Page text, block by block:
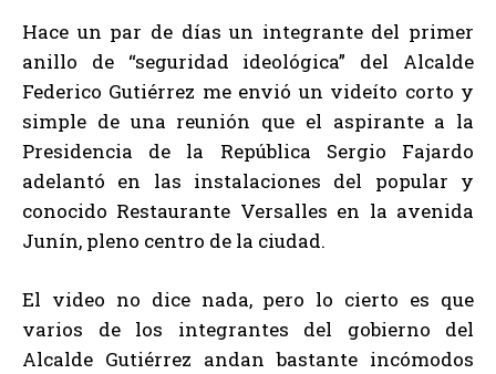
Hace un par de días un integrante del primer
anillo de “seguridad ideológica” del Alcalde
Federico Gutiérrez me envió un videíto corto y
simple de una reunión que el aspirante a la
Presidencia de la República Sergio Fajardo
adelantó en las instalaciones del popular y
conocido Restaurante Versalles en la avenida
Junín, pleno centro de la ciudad.
El video no dice nada, pero lo cierto es que
varios de los integrantes del gobierno del
Alcalde Gutiérrez andan bastante incómodos